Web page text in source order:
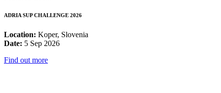
ADRIA SUP CHALLENGE 2026
Location: Koper, Slovenia
Date: 5 Sep 2026
Find out more